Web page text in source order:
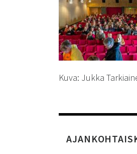
Kuva: Jukka